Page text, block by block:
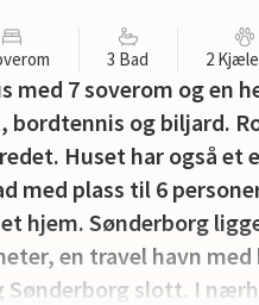
3 Bad 2
med 7 soverom og en
bordtennis og biljard.
Huset har også
med plass til 6
hjem. Sønderborg
en travel havn
Sønderborg slott. I